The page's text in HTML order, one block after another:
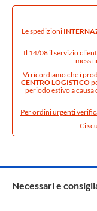
Le spedizioni
Il 14/08 il servizio
messi
Vi ricordiamo che i
CENTRO LOGISTICO
periodo estivo a
Per ordini urgenti
Ci
Necessari e